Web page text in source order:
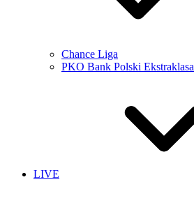
Chance Liga
PKO Bank Polski Ekstraklasa
LIVE